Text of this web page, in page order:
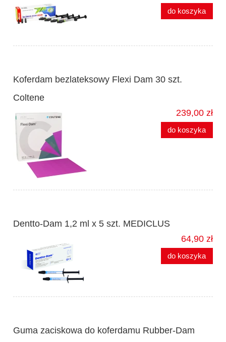
do koszyka
Koferdam bezlateksowy Flexi Dam 30 szt.
Coltene
239,00 zł
do koszyka
Dentto-Dam 1,2 ml x 5 szt. MEDICLUS
64,90 zł
do koszyka
Guma zaciskowa do koferdamu Rubber-Dam